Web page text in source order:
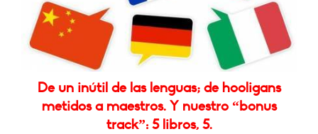
De un inútil de las lenguas; de hooligans
metidos a maestros. Y nuestro “bonus
track”: 5 libros, 5.